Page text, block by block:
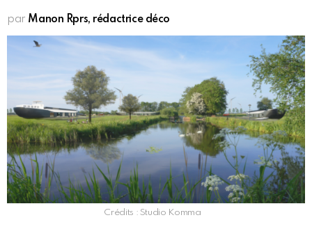
par Manon Rprs, rédactrice déco
Crédits : Studio Komma